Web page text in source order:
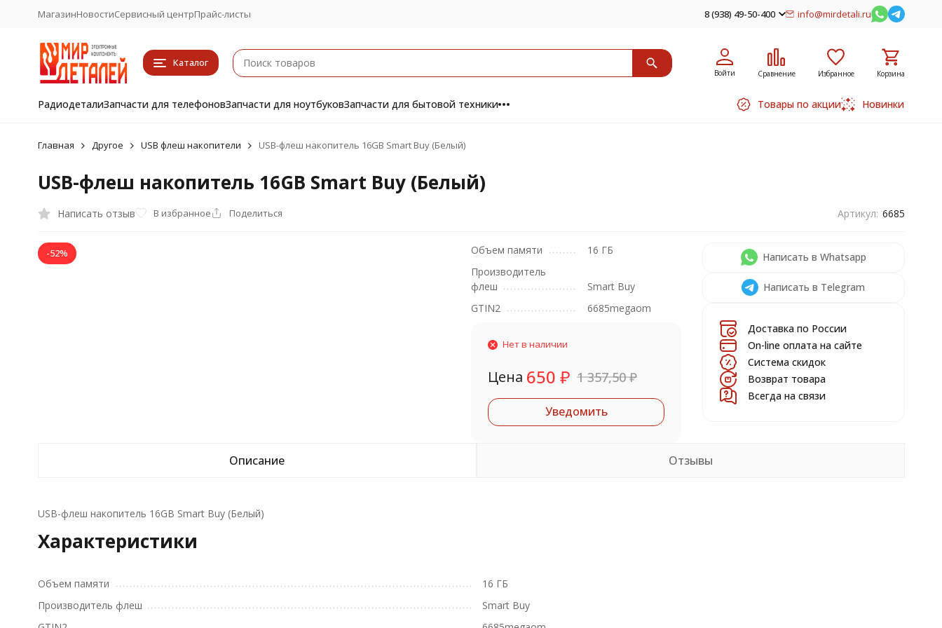
МагазинНовостиСервисный центрПрайс-листы 8 (938) 49-50-400 info@mirdetali.ru
Каталог
Войти Сравнение Избранное Корзина
РадиодеталиЗапчасти для телефоновЗапчасти для ноутбуковЗапчасти для бытовой техники Товары по акции Новинки
Главная Другое USB флеш накопители USB-флеш накопитель 16GB Smart Buy (Белый)
USB-флеш накопитель 16GB Smart Buy (Белый)
Написать отзыв В избранное Поделиться Артикул: 6685
-52% Объем памяти
16 ГБ
Производитель
флеш
Smart Buy
GTIN2
6685megaom
Нет в наличии
Цена 650 ₽ 1 357,50₽
Уведомить
Написать в Whatsapp
Написать в Telegram
Доставка по России
On-line оплата на сайте
Система скидок
Возврат товара
Всегда на связи
Описание Отзывы
USB-флеш накопитель 16GB Smart Buy (Белый)
Характеристики
Объем памяти
16 ГБ
Производитель флеш
Smart Buy